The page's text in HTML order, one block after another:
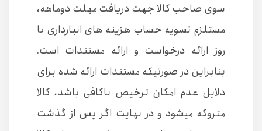
سوی صاحب کالا جهت دریافت مهلت دوماهه،
مستلزم تسویه حساب هزینه های انبارداری تا
روز ارائه درخواست و ارائه مستندات است.
بنابراین در صورتیکه مستندات ارائه شده برای
دلایل عدم امکان ترخیص ناکافی باشد، کالا
متروکه میشود و در نهایت اگر پس از گذشت